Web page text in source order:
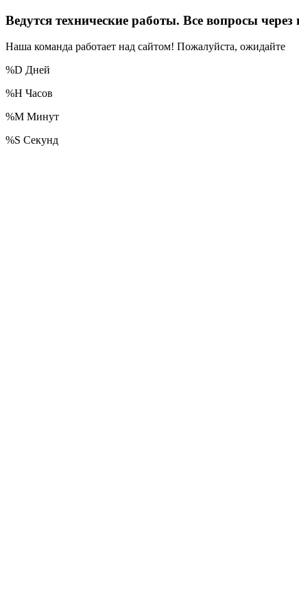
Ведутся технические работы. Все вопросы
Наша команда работает над сайтом! Пожалуйста, ожидайте
%D Дней
%H Часов
%M Минут
%S Секунд